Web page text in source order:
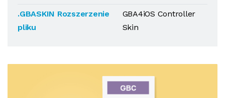
.GBASKIN Rozszerzenie
pliku
GBA4iOS Controller
Skin